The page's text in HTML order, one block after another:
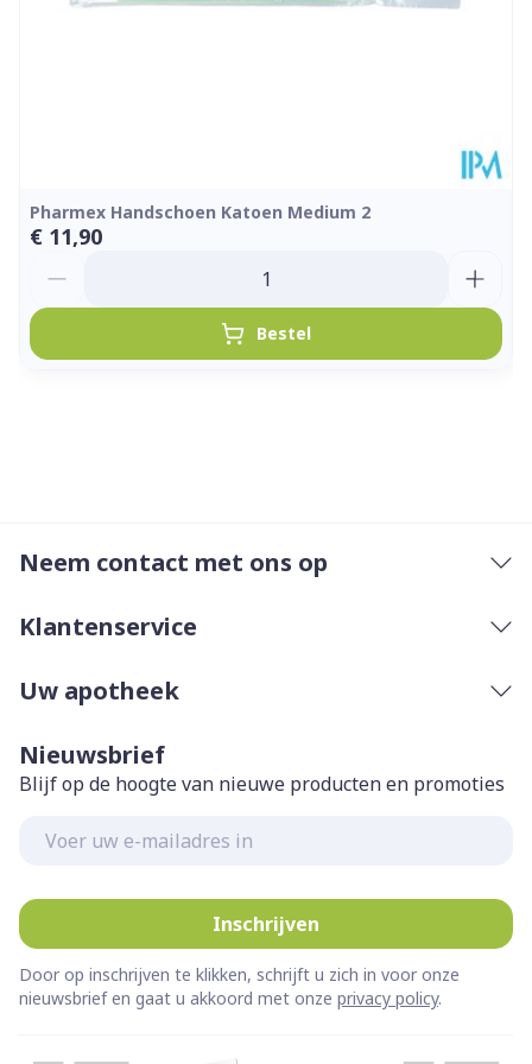
Pharmex Handschoen Katoen Medium 2
€ 11,90
Bestel
Neem contact met ons op
Klantenservice
Uw apotheek
Nieuwsbrief
Blijf op de hoogte van nieuwe producten en promoties
Inschrijven
Door op inschrijven te klikken, schrijft u zich in voor onze
nieuwsbrief en gaat u akkoord met onze privacy policy.